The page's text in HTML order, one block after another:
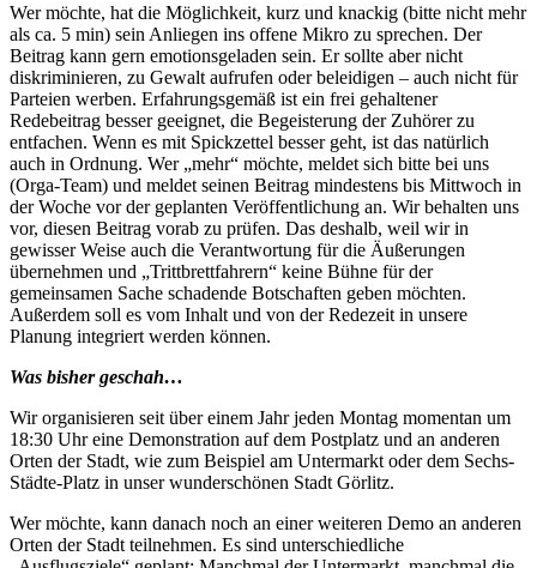
Wer möchte, hat die Möglichkeit, kurz und knackig (bitte nicht mehr
als ca. 5 min) sein Anliegen ins offene Mikro zu sprechen. Der
Beitrag kann gern emotionsgeladen sein. Er sollte aber nicht
diskriminieren, zu Gewalt aufrufen oder beleidigen – auch nicht für
Parteien werben. Erfahrungsgemäß ist ein frei gehaltener
Redebeitrag besser geeignet, die Begeisterung der Zuhörer zu
entfachen. Wenn es mit Spickzettel besser geht, ist das natürlich
auch in Ordnung. Wer „mehr“ möchte, meldet sich bitte bei uns
(Orga-Team) und meldet seinen Beitrag mindestens bis Mittwoch in
der Woche vor der geplanten Veröffentlichung an. Wir behalten uns
vor, diesen Beitrag vorab zu prüfen. Das deshalb, weil wir in
gewisser Weise auch die Verantwortung für die Äußerungen
übernehmen und „Trittbrettfahrern“ keine Bühne für der
gemeinsamen Sache schadende Botschaften geben möchten.
Außerdem soll es vom Inhalt und von der Redezeit in unsere
Planung integriert werden können.
Was bisher geschah…
Wir organisieren seit über einem Jahr jeden Montag momentan um
18:30 Uhr eine Demonstration auf dem Postplatz und an anderen
Orten der Stadt, wie zum Beispiel am Untermarkt oder dem Sechs-
Städte-Platz in unser wunderschönen Stadt Görlitz.
Wer möchte, kann danach noch an einer weiteren Demo an anderen
Orten der Stadt teilnehmen. Es sind unterschiedliche